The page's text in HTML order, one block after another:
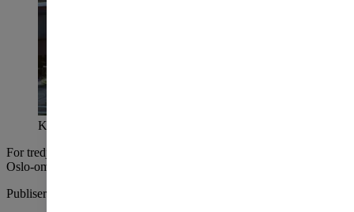
Kværnerbyen i Oslo. Foto: Nadia Frantsen
For tredje måned på rad stiger prisene for brukte OBOS-boliger. I
Oslo-området gikk prisene opp 0,3 prosent i juli.
Publisert